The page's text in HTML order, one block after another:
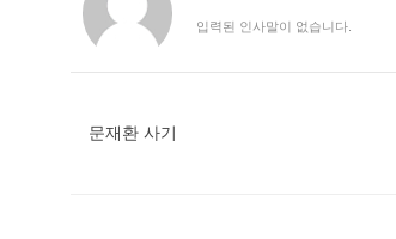
입력된 인사말이 없습니다.
문재환 사기